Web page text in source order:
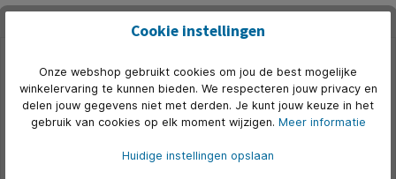
Productgalerij overslaan
500+ op voorraad
Cookie instellingen
Onze webshop gebruikt cookies om jou de best mogelijke
winkelervaring te kunnen bieden. We respecteren jouw privacy en
delen jouw gegevens niet met derden. Je kunt jouw keuze in het
gebruik van cookies op elk moment wijzigen. Meer informatie
Huidige instellingen opslaan